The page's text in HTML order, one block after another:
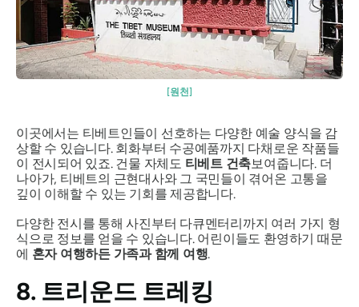
[원천]
이곳에서는 티베트인들이 선호하는 다양한 예술 양식을 감
상할 수 있습니다. 회화부터 수공예품까지 다채로운 작품들
이 전시되어 있죠. 건물 자체도 티베트 건축보여줍니다. 더
나아가, 티베트의 근현대사와 그 국민들이 겪어온 고통을
깊이 이해할 수 있는 기회를 제공합니다.
다양한 전시를 통해 사진부터 다큐멘터리까지 여러 가지 형
식으로 정보를 얻을 수 있습니다. 어린이들도 환영하기 때문
에 혼자 여행하든 가족과 함께 여행.
8. 트리운드 트레킹